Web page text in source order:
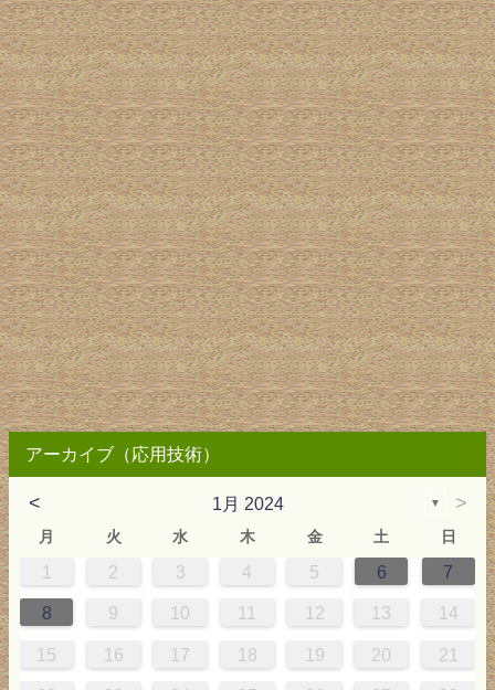
アーカイブ（応用技術）
< 1月 2024 ▼ >
月 火 水 木 金 土 日
1 2 3 4 5 6 7
8 9 10 11 12 13 14
15 16 17 18 19 20 21